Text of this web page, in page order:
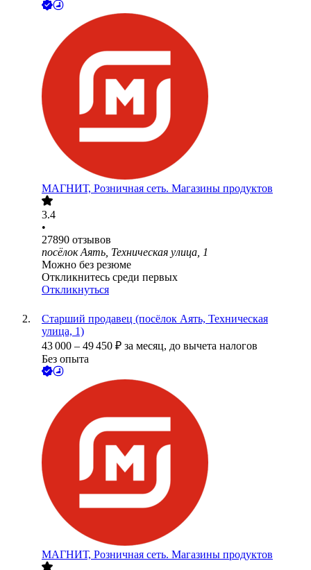
МАГНИТ, Розничная сеть. Магазины продуктов
3.4
•
27890 отзывов
посёлок Аять, Техническая улица, 1
Можно без резюме
Откликнитесь среди первых
Откликнуться
Старший продавец (посёлок Аять, Техническая
улица, 1)
43 000 – 49 450 ₽ за месяц, до вычета налогов
Без опыта
МАГНИТ, Розничная сеть. Магазины продуктов